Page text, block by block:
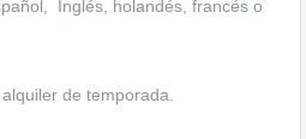
Inglés, holandés, francés o
de temporada.